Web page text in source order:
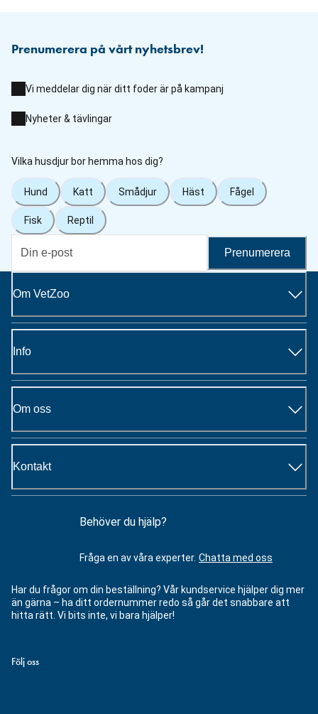
Prenumerera på vårt nyhetsbrev!
Vi meddelar dig när ditt foder är på kampanj
Nyheter & tävlingar
Vilka husdjur bor hemma hos dig?
Hund Katt Smådjur Häst Fågel
Fisk Reptil
Prenumerera
Om VetZoo
Info
Om oss
Kontakt
Behöver du hjälp?
Fråga en av våra experter. Chatta med oss
Har du frågor om din beställning? Vår kundservice hjälper dig mer
än gärna – ha ditt ordernummer redo så går det snabbare att
hitta rätt. Vi bits inte, vi bara hjälper!
Följ oss